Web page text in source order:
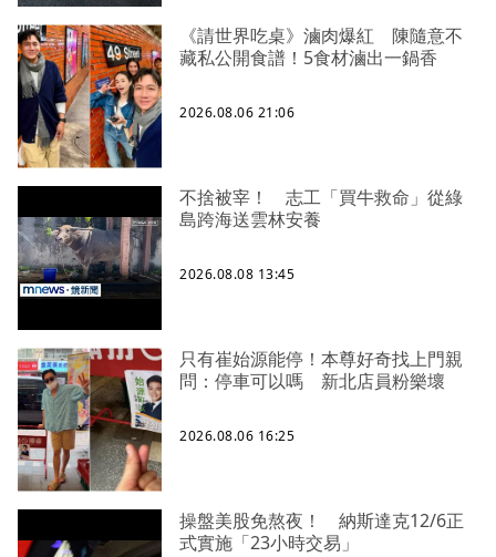
《請世界吃桌》滷肉爆紅 陳隨意不
藏私公開食譜！5食材滷出一鍋香
2026.08.06 21:06
不捨被宰！ 志工「買牛救命」從綠
島跨海送雲林安養
2026.08.08 13:45
只有崔始源能停！本尊好奇找上門親
問：停車可以嗎 新北店員粉樂壞
2026.08.06 16:25
操盤美股免熬夜！ 納斯達克12/6正
式實施「23小時交易」